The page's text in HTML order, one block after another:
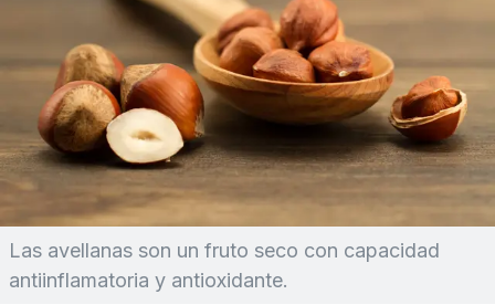
Las avellanas son un fruto seco con capacidad
antiinflamatoria y antioxidante.